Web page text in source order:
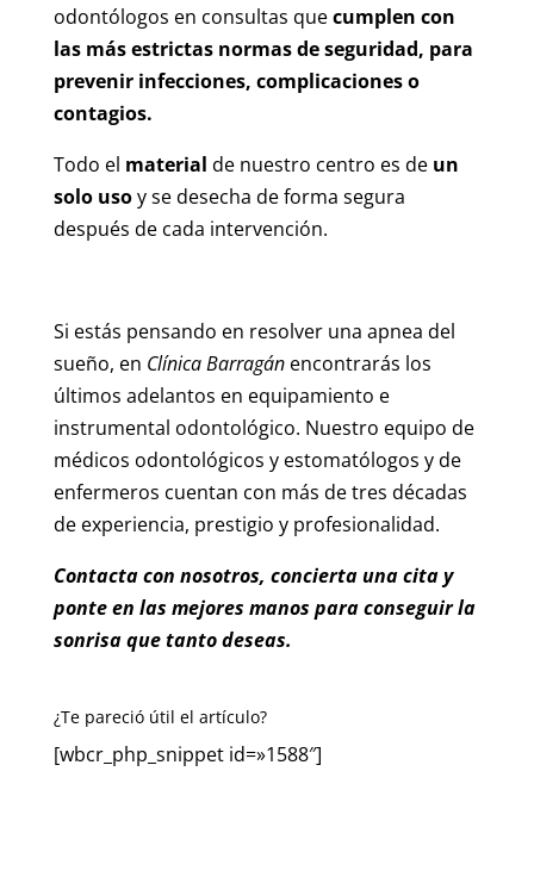
odontólogos en consultas quecumplen con
las más estrictas normas de seguridad, para
prevenir infecciones, complicaciones o
contagios.
Todo el material de nuestro centro es de un
solo usoy se desecha de forma segura
después de cada intervención.
Si estás pensando en resolver una apnea del
sueño, en Clínica Barragánencontrarás los
últimos adelantos en equipamiento e
instrumental odontológico. Nuestro equipo de
médicos odontológicos y estomatólogos y de
enfermeros cuentan con más de tres décadas
de experiencia, prestigio y profesionalidad.
Contacta con nosotros, concierta una cita y
ponte en las mejores manos para conseguir la
sonrisa que tanto deseas.
¿Te pareció útil el artículo?
[wbcr_php_snippet id=»1588″]